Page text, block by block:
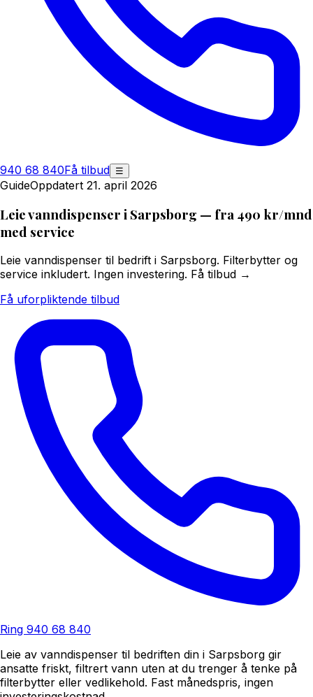
940 68 840Få tilbud ☰
GuideOppdatert 21. april 2026
Leie vanndispenser i Sarpsborg — fra 490 kr/mnd
med service
Leie vanndispenser til bedrift i Sarpsborg. Filterbytter og
service inkludert. Ingen investering. Få tilbud →
Få uforpliktende tilbud
Ring 940 68 840
Leie av vanndispenser til bedriften din i Sarpsborg gir
ansatte friskt, filtrert vann uten at du trenger å tenke på
filterbytter eller vedlikehold. Fast månedspris, ingen